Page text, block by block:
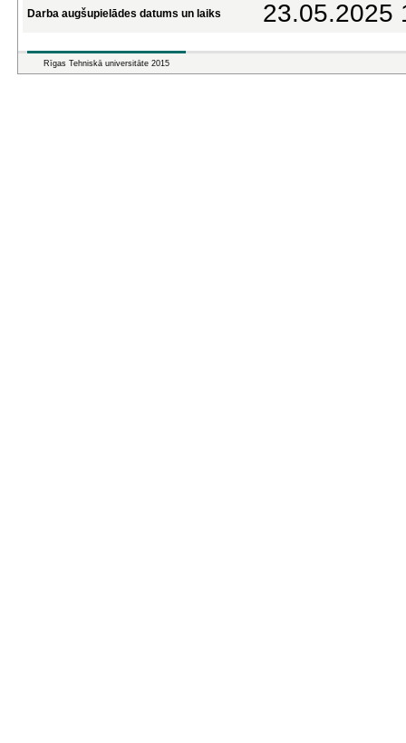
Darba augšupielādes datums un laiks 23.05.2025
Rīgas Tehniskā universitāte 2015